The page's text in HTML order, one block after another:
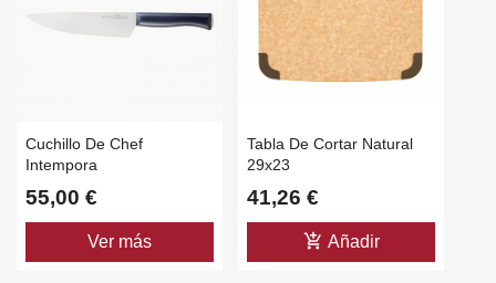
Cancelar Crear lista de deseos
Cancelar Iniciar sesión
Cuchillo De Chef
Intempora
55,00 €
Ver más
Tabla De Cortar Natural
29x23
41,26 €
add_shopping_cart Añadir